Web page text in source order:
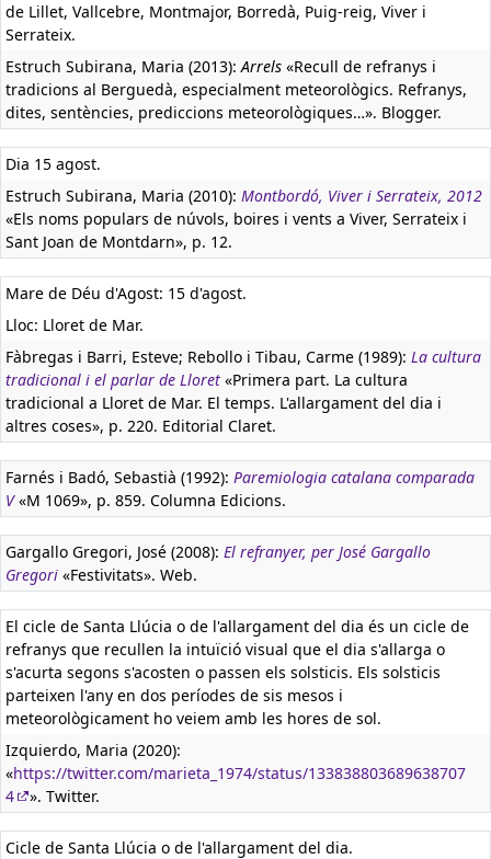
de Lillet, Vallcebre, Montmajor, Borredà, Puig-reig, Viver i
Serrateix.
Estruch Subirana, Maria (2013):Arrels «Recull de refranys i
tradicions al Berguedà, especialment meteorològics. Refranys,
dites, sentències, prediccions meteorològiques…». Blogger.
Dia 15 agost.
Estruch Subirana, Maria (2010): Montbordó, Viver i Serrateix, 2012
«Els noms populars de núvols, boires i vents a Viver, Serrateix i
Sant Joan de Montdarn», p. 12.
Mare de Déu d'Agost: 15 d'agost.
Lloc: Lloret de Mar.
Fàbregas i Barri, Esteve; Rebollo i Tibau, Carme (1989): La cultura
tradicional i el parlar de Lloret «Primera part. La cultura
tradicional a Lloret de Mar. El temps. L'allargament del dia i
altres coses», p. 220. Editorial Claret.
Farnés i Badó, Sebastià (1992): Paremiologia catalana comparada
V«M 1069», p. 859. Columna Edicions.
Gargallo Gregori, José (2008): El refranyer, per José Gargallo
Gregori «Festivitats». Web.
El cicle de Santa Llúcia o de l'allargament del dia és un cicle de
refranys que recullen la intuïció visual que el dia s'allarga o
s'acurta segons s'acosten o passen els solsticis. Els solsticis
parteixen l'any en dos períodes de sis mesos i
meteorològicament ho veiem amb les hores de sol.
Izquierdo, Maria (2020):
«https://twitter.com/marieta_1974/status/133838803689638707
4
». Twitter.
Cicle de Santa Llúcia o de l'allargament del dia.